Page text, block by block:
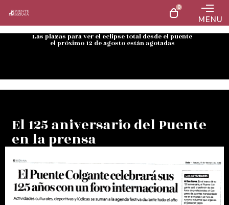
0
MENU
Las plazas para ver el eclipse total desde el puente
el próximo 12 de agosto están agotadas
El 125 aniversario del Puente
en la prensa